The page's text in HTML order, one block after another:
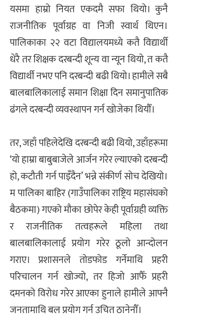
यसमा हाम्रो नियत एकदमै सफा थियो। कुनै
राजनीतिक पूर्वाग्रह वा निजी स्वार्थ थिएन।
पालिकाका २२ वटा विद्यालयमध्ये कतै विद्यार्थी
धेरै तर शिक्षक दरबन्दी शून्य वा न्यून थियो, त कतै
विद्यार्थी नभए पनि दरबन्दी बढी थियो। हामीले सबै
बालबालिकालाई समान शिक्षा दिन समानुपातिक
ढंगले दरबन्दी व्यवस्थापन गर्न खोजेका थियौँ।
तर, जहाँ पहिलेदेखि दरबन्दी बढी थियो, उहाँहरूमा
‘यो हाम्रा बाबुबाजेले आर्जन गरेर ल्याएको दरबन्दी
हो, कटौती गर्न पाइँदैन’ भन्ने संकीर्ण सोच देखियो।
म पालिका बाहिर (गाउँपालिका राष्ट्रिय महासंघको
बैठकमा) गएको मौका छोपेर केही पूर्वाग्रही व्यक्ति
र राजनीतिक तत्वहरूले महिला तथा
बालबालिकालाई प्रयोग गरेर ठूलो आन्दोलन
गराए। प्रशासनले तोडफोड गर्नेमाथि प्रहरी
परिचालन गर्न खोज्यो, तर हिजो आफैँ प्रहरी
दमनको विरोध गरेर आएका हुनाले हामीले आफ्नै
जनतामाथि बल प्रयोग गर्न उचित ठानेनौँ।